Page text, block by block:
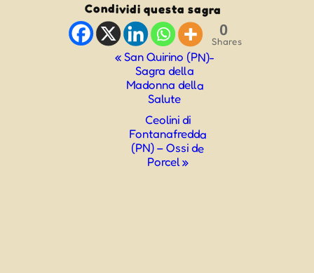
Condividi questa sagra
0
Shares
« San Quirino (PN)-
Sagra della
Madonna della
Salute
Ceolini di
Fontanafredda
(PN) – Ossi de
Porcel»